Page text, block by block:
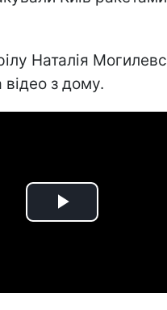
Наталія
відео з дому.
Play